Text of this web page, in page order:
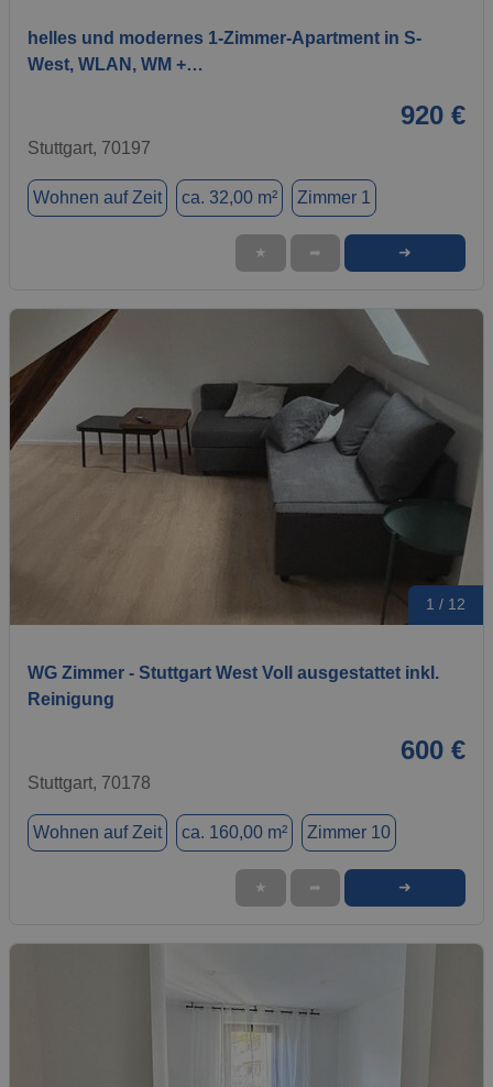
helles und modernes 1-Zimmer-Apartment in S-
West, WLAN, WM +…
920 €
Stuttgart, 70197
Wohnen auf Zeit ca. 32,00 m² Zimmer 1
★ ➦ ➜
1 / 12
WG Zimmer - Stuttgart West Voll ausgestattet inkl.
Reinigung
600 €
Stuttgart, 70178
Wohnen auf Zeit ca. 160,00 m² Zimmer 10
★ ➦ ➜